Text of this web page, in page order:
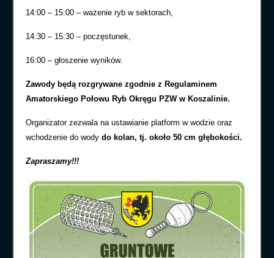
14:00 – 15:00 – ważenie ryb w sektorach,
14:30 – 15:30 – poczęstunek,
16:00 – głoszenie wyników.
Zawody będą rozgrywane zgodnie z Regulaminem
Amatorskiego Połowu Ryb Okręgu PZW w Koszalinie.
Organizator zezwala na ustawianie platform w wodzie oraz
wchodzenie do wody do kolan, tj. około 50 cm głębokości.
Zapraszamy!!!